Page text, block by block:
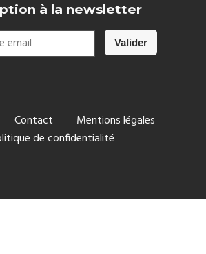
à la newsletter
Contact
Mentions légales
de confidentialité